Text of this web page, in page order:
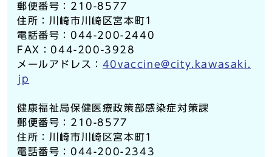
郵便番号：210-8577
住所：川崎市川崎区宮本町1
電話番号：044-200-2440
FAX：044-200-3928
メールアドレス： 40vaccine@city.kawasaki.
jp
健康福祉局保健医療政策部感染症対策課
郵便番号：210-8577
住所：川崎市川崎区宮本町1
電話番号：044-200-2343